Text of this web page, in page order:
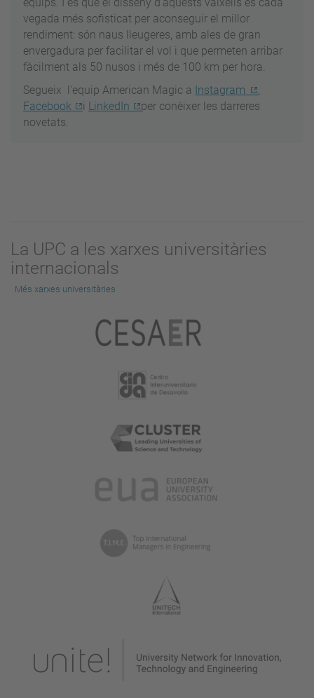
equips. I és que el disseny d'aquests vaixells és cada
vegada més sofisticat per aconseguir el millor
rendiment: són naus lleugeres, amb ales de gran
envergadura per facilitar el vol i que permeten arribar
fàcilment als 50 nusos i més de 100 km per hora.
Segueix l'equip American Magic a Instagram
,
Facebook
i LinkedIn
per conèixer les darreres
novetats.
La UPC a les xarxes universitàries
internacionals
Més xarxes universitàries